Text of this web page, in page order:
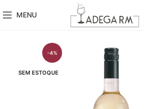
MENU
-4%
SEM ESTOQUE